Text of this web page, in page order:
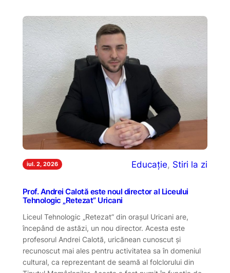
iul. 2, 2026 Educație, Stiri la zi
Prof. Andrei Calotă este noul director al Liceului
Tehnologic „Retezat” Uricani
Liceul Tehnologic „Retezat” din orașul Uricani are,
începând de astăzi, un nou director. Acesta este
profesorul Andrei Calotă, uricănean cunoscut și
recunoscut mai ales pentru activitatea sa în domeniul
cultural, ca reprezentant de seamă al folclorului din